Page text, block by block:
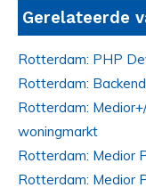
Gerelateerde
Rotterdam: PHP
Rotterdam:
Rotterdam:
woningmarkt
Rotterdam: Medior
Rotterdam: Medior